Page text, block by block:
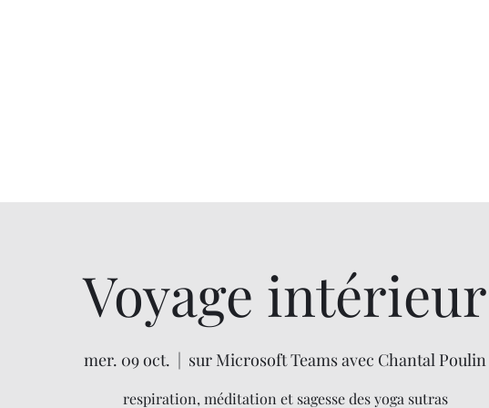
Voyage intérieur
mer. 09 oct.
  |
sur Microsoft Teams avec Chantal Poulin
respiration, méditation et sagesse des yoga sutras